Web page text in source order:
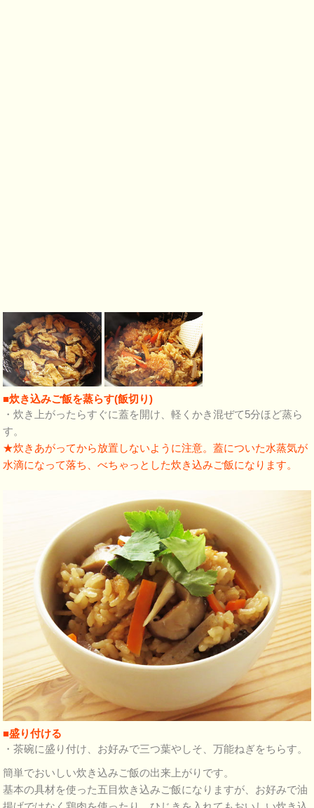
■炊き込みご飯を蒸らす(飯切り)
・炊き上がったらすぐに蓋を開け、軽くかき混ぜて5分ほど蒸ら
す。
★炊きあがってから放置しないように注意。蓋についた水蒸気が
水滴になって落ち、べちゃっとした炊き込みご飯になります。
■盛り付ける
・茶碗に盛り付け、お好みで三つ葉やしそ、万能ねぎをちらす。
簡単でおいしい炊き込みご飯の出来上がりです。
基本の具材を使った五目炊き込みご飯になりますが、お好みで油